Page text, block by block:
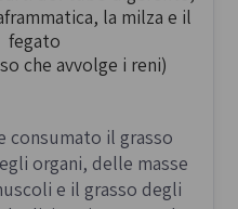
la milza e il
fegato
che avvolge i reni)
consumato il grasso
organi, delle masse
e il grasso degli